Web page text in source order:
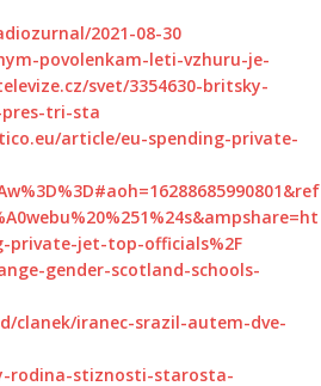
2021-08-30
povolenkam-leti-vzhuru-je-
svet/3354630-britsky-
tri-sta
article/eu-spending-private-
private-jet-top-officials%2F
gender-scotland-schools-
clanek/iranec-srazil-autem-dve-
rodina-stiznosti-starosta-